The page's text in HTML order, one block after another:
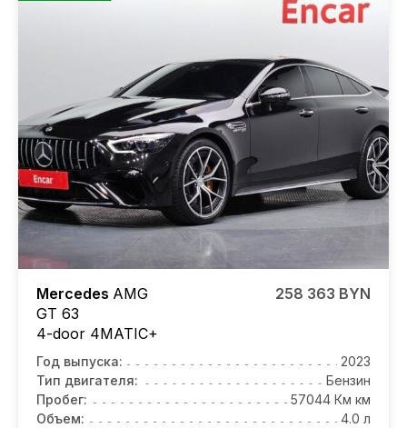
Mercedes AMG
GT 63
4-door 4MATIC+
258 363 BYN
Год выпуска:
2023
Тип двигателя:
Бензин
Пробег:
57044 Км км
Объем:
4.0 л